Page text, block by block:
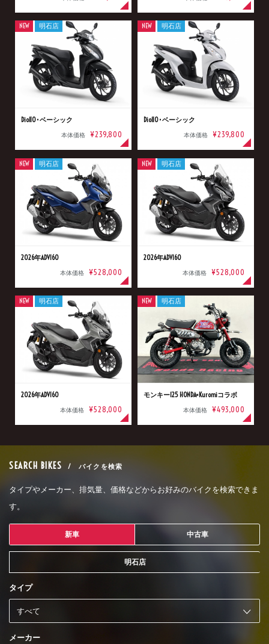
Dio110･ベーシック
本体価格 ¥239,800
NEW 明石店
Dio110･ベーシック
本体価格 ¥239,800
NEW 明石店
2026年ADV160
本体価格 ¥528,000
NEW 明石店
2026年ADV160
本体価格 ¥528,000
NEW 明石店
2026年ADV160
本体価格 ¥528,000
NEW 明石店
モンキー125 HONDA×Kuromiコラボ
本体価格 ¥493,000
NEW 明石店
SEARCH BIKES / バイクを検索
タイプやメーカー、排気量、価格などからお好みのバイクを検索できま
す。
新車 中古車
明石店
タイプ
メーカー